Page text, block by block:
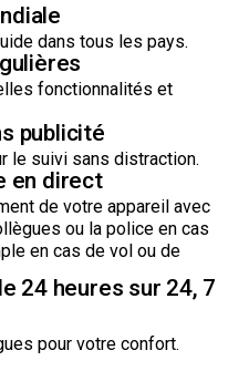
dans tous les pays.
fonctionnalités et
publicité
le suivi sans distraction.
en direct
de votre appareil avec
ou la police en cas
en cas de vol ou de
24 heures sur 24, 7
pour votre confort.